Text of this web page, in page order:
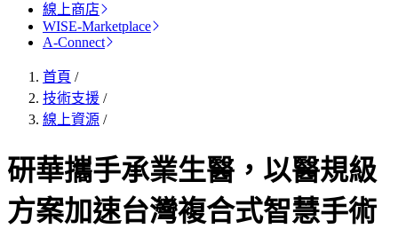
線上商店
WISE-Marketplace
A-Connect
首頁 /
技術支援 /
線上資源 /
研華攜手承業生醫，以醫規級
方案加速台灣複合式智慧手術